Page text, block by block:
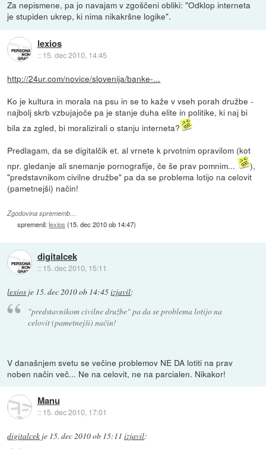
Za nepismene, pa jo navajam v zgoščeni obliki: "Odklop interneta
je stupiden ukrep, ki nima nikakršne logike".
lexios
:: 15. dec 2010, 14:45
http://24ur.com/novice/slovenija/banke-...
Ko je kultura in morala na psu in se to kaže v vseh porah družbe -
najbolj skrb vzbujajoče pa je stanje duha elite in politike, ki naj bi
bila za zgled, bi moralizirali o stanju interneta?
Predlagam, da se digitalčik et. al vrnete k prvotnim opravilom (kot
npr. gledanje ali snemanje pornografije, če še prav pomnim...
),
"predstavnikom civilne družbe" pa da se problema lotijo na celovit
(pametnejši) način!
Zgodovina sprememb…
spremenil:lexios (15. dec 2010 ob 14:47)
digitalcek
:: 15. dec 2010, 15:11
lexios je 15. dec 2010 ob 14:45izjavil:
"predstavnikom civilne družbe" pa da se problema lotijo na
celovit (pametnejši) način!
V današnjem svetu se večine problemov NE DA lotiti na prav
noben način več... Ne na celovit, ne na parcialen. Nikakor!
Manu
:: 15. dec 2010, 17:01
digitalcek je 15. dec 2010 ob 15:11 izjavil: